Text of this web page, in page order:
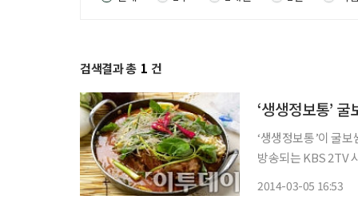
검색결과 총 1 건
‘생생정보통’이 굴보쌈
방송되는 KBS 2TV
2014-03-05 16:53